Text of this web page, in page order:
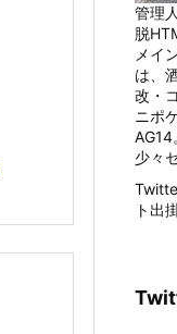
管理
脱
メイ
は、
改・
ニポ
AG14
少々
ト出